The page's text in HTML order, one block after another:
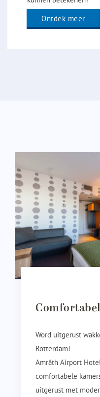
Ontdek meer
Word uitgerust
Rotterdam!
Amrâth Airport
comfortabele
uitgerust met